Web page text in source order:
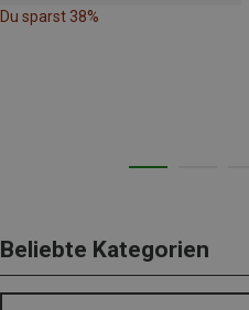
Du sparst 38%
Beliebte Kategorien